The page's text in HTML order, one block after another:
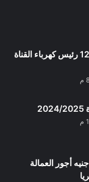
بعد مكالمة وزير الكهرباء ل 121 رئيس كهرباء القناة
17 مليون جنيه أجور العمالة